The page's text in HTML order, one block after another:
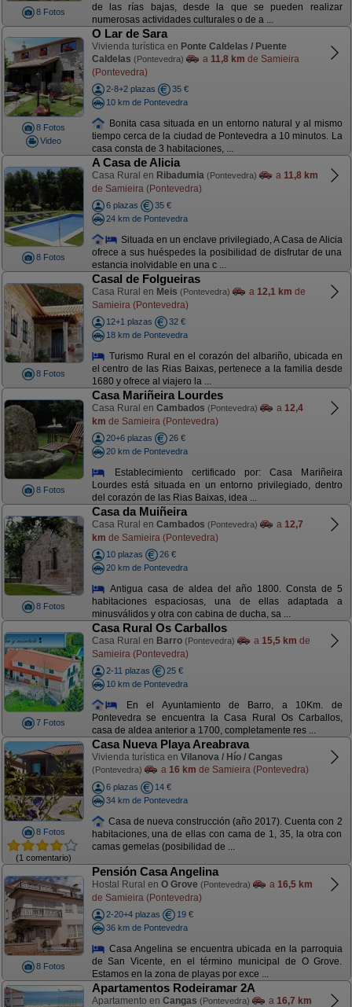
8 Fotos
de las rías bajas, desde la que se pueden realizar
numerosas actividades culturales o de a ...
8 Fotos
Video
O Lar de Sara
Vivienda turística en Ponte Caldelas / Puente
Caldelas (Pontevedra) a 11,8 km de Samieira
(Pontevedra)
2-8+2 plazas
35 €
10 km de Pontevedra
Bonita casa situada en un entorno natural y al mismo
tiempo cerca de la ciudad de Pontevedra a 10 minutos. La
casa consta de 3 habitaciones, ...
8 Fotos
A Casa de Alicia
Casa Rural en Ribadumia (Pontevedra) a 11,8 km
de Samieira (Pontevedra)
6 plazas
35 €
24 km de Pontevedra
Situada en un enclave privilegiado, A Casa de Alicia
ofrece a sus huéspedes la posibilidad de disfrutar de una
estancia inolvidable en una c ...
8 Fotos
Casal de Folgueiras
Casa Rural en Meis (Pontevedra) a 12,1 km de
Samieira (Pontevedra)
12+1 plazas
32 €
18 km de Pontevedra
Turismo Rural en el corazón del albariño, ubicada en
el centro de las Rias Baixas, pertenece a la familia desde
1680 y ofrece al viajero la ...
8 Fotos
Casa Mariñeira Lourdes
Casa Rural en Cambados (Pontevedra) a 12,4
km de Samieira (Pontevedra)
20+6 plazas
26 €
20 km de Pontevedra
Establecimiento certificado por: Casa Mariñeira
Lourdes está situada en un entorno privilegiado, dentro
del corazón de las Rias Baixas, idea ...
8 Fotos
Casa da Muiñeira
Casa Rural en Cambados (Pontevedra) a 12,7
km de Samieira (Pontevedra)
10 plazas
26 €
20 km de Pontevedra
Antigua casa de aldea del año 1800. Consta de 5
habitaciones espaciosas, una de ellas adaptada a
minusválidos y otra con cabina de ducha, sa ...
7 Fotos
Casa Rural Os Carballos
Casa Rural en Barro (Pontevedra) a 15,5 km de
Samieira (Pontevedra)
2-11 plazas
25 €
10 km de Pontevedra
En el Ayuntamiento de Barro, a 10Km. de
Pontevedra se encuentra la Casa Rural Os Carballos,
casa de aldea anterior a 1700, completamente res ...
8 Fotos
(1 comentario)
Casa Nueva Playa Areabrava
Vivienda turística en Vilanova / Hío / Cangas
(Pontevedra) a 16 km de Samieira (Pontevedra)
6 plazas
14 €
34 km de Pontevedra
Casa de nueva construcción (año 2017). Cuenta con 2
habitaciones, una de ellas con cama de 1, 35, la otra con
camas gemelas (posibilidad de ...
8 Fotos
Pensión Casa Angelina
Hostal Rural en O Grove (Pontevedra) a 16,5 km
de Samieira (Pontevedra)
2-20+4 plazas
19 €
36 km de Pontevedra
Casa Angelina se encuentra ubicada en la parroquia
de San Vicente, en el término municipal de O Grove.
Estamos en la zona de playas por exce ...
Apartamentos Rodeiramar 2A
Apartamento en Cangas (Pontevedra) a 16,7 km